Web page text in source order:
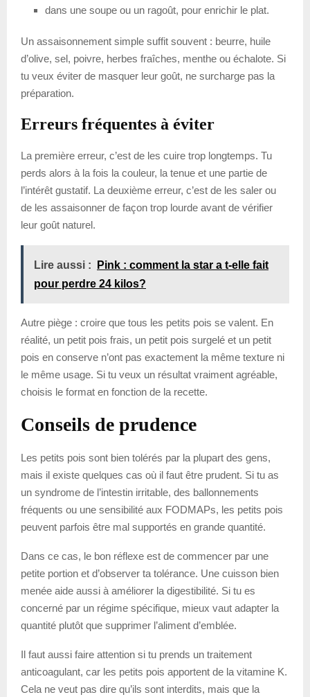
dans une soupe ou un ragoût, pour enrichir le plat.
Un assaisonnement simple suffit souvent : beurre, huile
d’olive, sel, poivre, herbes fraîches, menthe ou échalote. Si
tu veux éviter de masquer leur goût, ne surcharge pas la
préparation.
Erreurs fréquentes à éviter
La première erreur, c’est de les cuire trop longtemps. Tu
perds alors à la fois la couleur, la tenue et une partie de
l’intérêt gustatif. La deuxième erreur, c’est de les saler ou
de les assaisonner de façon trop lourde avant de vérifier
leur goût naturel.
Lire aussi :
Pink : comment la star a t-elle fait
pour perdre 24 kilos?
Autre piège : croire que tous les petits pois se valent. En
réalité, un petit pois frais, un petit pois surgelé et un petit
pois en conserve n’ont pas exactement la même texture ni
le même usage. Si tu veux un résultat vraiment agréable,
choisis le format en fonction de la recette.
Conseils de prudence
Les petits pois sont bien tolérés par la plupart des gens,
mais il existe quelques cas où il faut être prudent. Si tu as
un syndrome de l’intestin irritable, des ballonnements
fréquents ou une sensibilité aux FODMAPs, les petits pois
peuvent parfois être mal supportés en grande quantité.
Dans ce cas, le bon réflexe est de commencer par une
petite portion et d’observer ta tolérance. Une cuisson bien
menée aide aussi à améliorer la digestibilité. Si tu es
concerné par un régime spécifique, mieux vaut adapter la
quantité plutôt que supprimer l’aliment d’emblée.
Il faut aussi faire attention si tu prends un traitement
anticoagulant, car les petits pois apportent de la vitamine K.
Cela ne veut pas dire qu’ils sont interdits, mais que la